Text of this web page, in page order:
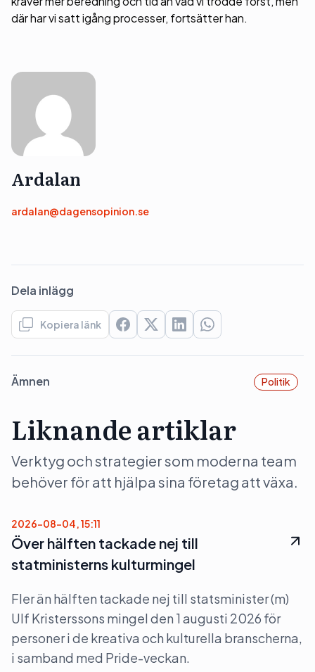
där har vi satt igång processer, fortsätter han.
Ardalan
ardalan@dagensopinion.se
Dela inlägg
Kopiera länk
Ämnen Politik
Liknande artiklar
Verktyg och strategier som moderna team
behöver för att hjälpa sina företag att växa.
2026-08-04, 15:11
Över hälften tackade nej till
statministerns kulturmingel
Fler än hälften tackade nej till statsminister (m)
Ulf Kristerssons mingel den 1 augusti 2026 för
personer i de kreativa och kulturella branscherna,
i samband med Pride-veckan.